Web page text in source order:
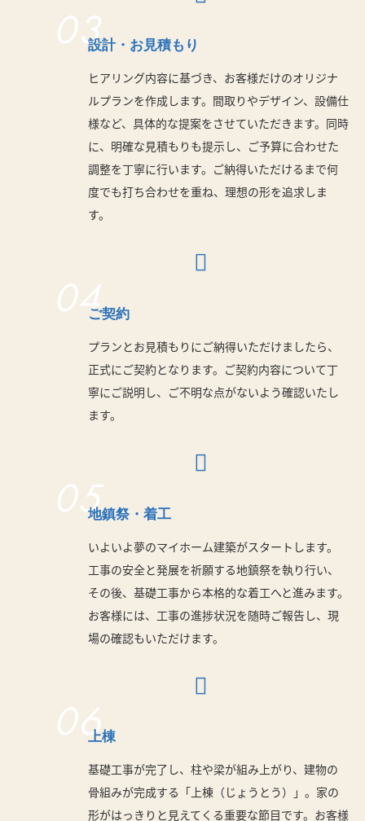
03設計・お見積もり
ヒアリング内容に基づき、お客様だけのオリジナ
ルプランを作成します。間取りやデザイン、設備仕
様など、具体的な提案をさせていただきます。同時
に、明確な見積もりも提示し、ご予算に合わせた
調整を丁寧に行います。ご納得いただけるまで何
度でも打ち合わせを重ね、理想の形を追求しま
す。
04ご契約
プランとお見積もりにご納得いただけましたら、
正式にご契約となります。ご契約内容について丁
寧にご説明し、ご不明な点がないよう確認いたし
ます。
05地鎮祭・着工
いよいよ夢のマイホーム建築がスタートします。
工事の安全と発展を祈願する地鎮祭を執り行い、
その後、基礎工事から本格的な着工へと進みます。
お客様には、工事の進捗状況を随時ご報告し、現
場の確認もいただけます。
06上棟
基礎工事が完了し、柱や梁が組み上がり、建物の
骨組みが完成する「上棟（じょうとう）」。家の
形がはっきりと見えてくる重要な節目です。お客様